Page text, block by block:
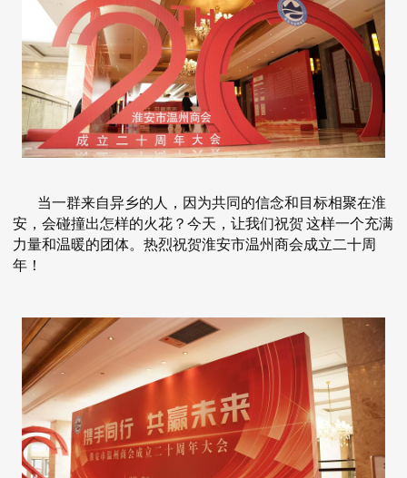
当一群来自异乡的人，因为共同的信念和目标相聚在淮
安，会碰撞出怎样的火花？今天，让我们祝贺 这样一个充满
力量和温暖的团体。热烈祝贺淮安市温州商会成立二十周
年！